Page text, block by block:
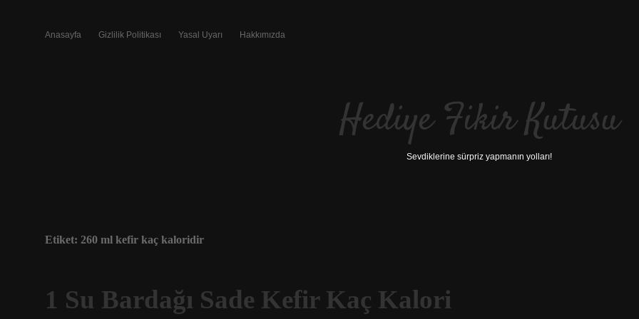
Anasayfa Gizlilik Politikası Yasal Uyarı Hakkımızda
Hediye Fikir Kutusu
Sevdiklerine sürpriz yapmanın yolları!
Etiket: 260 ml kefir kaç kaloridir
1 Su Bardağı Sade Kefir Kaç Kalori